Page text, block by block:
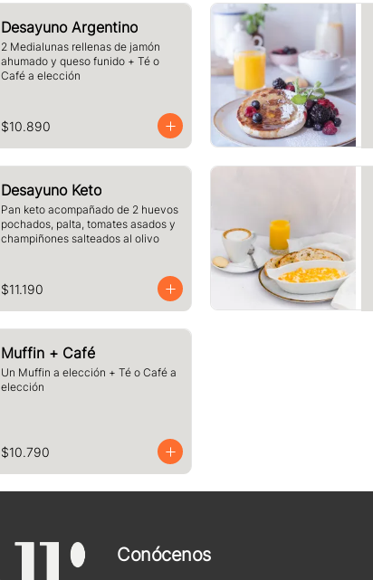
Desayuno Argentino
2 Medialunas rellenas de jamón
ahumado y queso funido + Té o
Café a elección
$10.890
Desayuno Keto
Pan keto acompañado de 2 huevos
pochados, palta, tomates asados y
champiñones salteados al olivo
$11.190
Muffin + Café
Un Muffin a elección + Té o Café a
elección
$10.790
Conócenos